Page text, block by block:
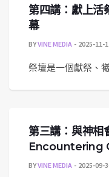
第四講：獻上
幕
BYVINE MEDIA 2025-11-
祭壇是一個獻祭、
第三講：與神
Encountering
BYVINE MEDIA 2025-09-